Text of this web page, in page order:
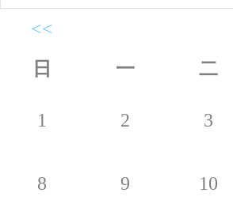
<<
日
一 二
1 2 3
8 9 10